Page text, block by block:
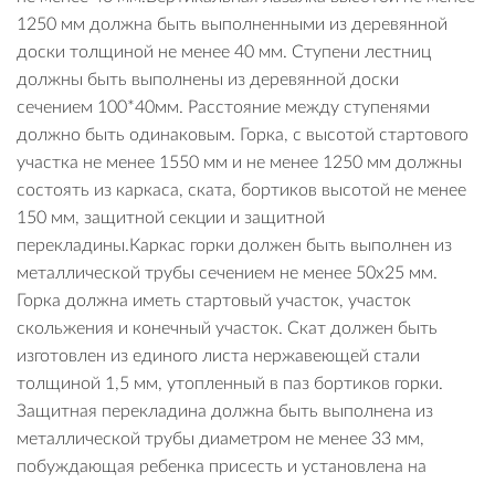
1250 мм должна быть выполненными из деревянной
доски толщиной не менее 40 мм. Ступени лестниц
должны быть выполнены из деревянной доски
сечением 100*40мм. Расстояние между ступенями
должно быть одинаковым. Горка, с высотой стартового
участка не менее 1550 мм и не менее 1250 мм должны
состоять из каркаса, ската, бортиков высотой не менее
150 мм, защитной секции и защитной
перекладины.Каркас горки должен быть выполнен из
металлической трубы сечением не менее 50х25 мм.
Горка должна иметь стартовый участок, участок
скольжения и конечный участок. Скат должен быть
изготовлен из единого листа нержавеющей стали
толщиной 1,5 мм, утопленный в паз бортиков горки.
Защитная перекладина должна быть выполнена из
металлической трубы диаметром не менее 33 мм,
побуждающая ребенка присесть и установлена на